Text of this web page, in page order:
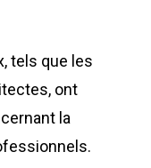
tels que les
ont
la